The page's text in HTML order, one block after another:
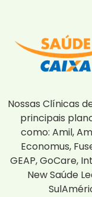
Nossas Clínicas
principais
como: Amil,
Economus,
GEAP, GoCare,
New Saúde